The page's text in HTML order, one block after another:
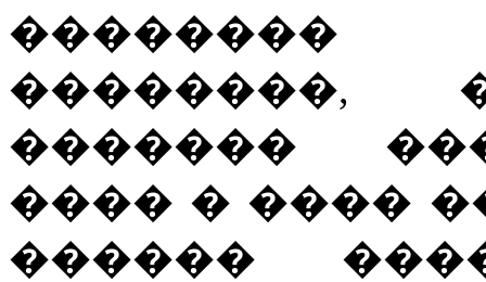
��������
�������
���� � ����
������